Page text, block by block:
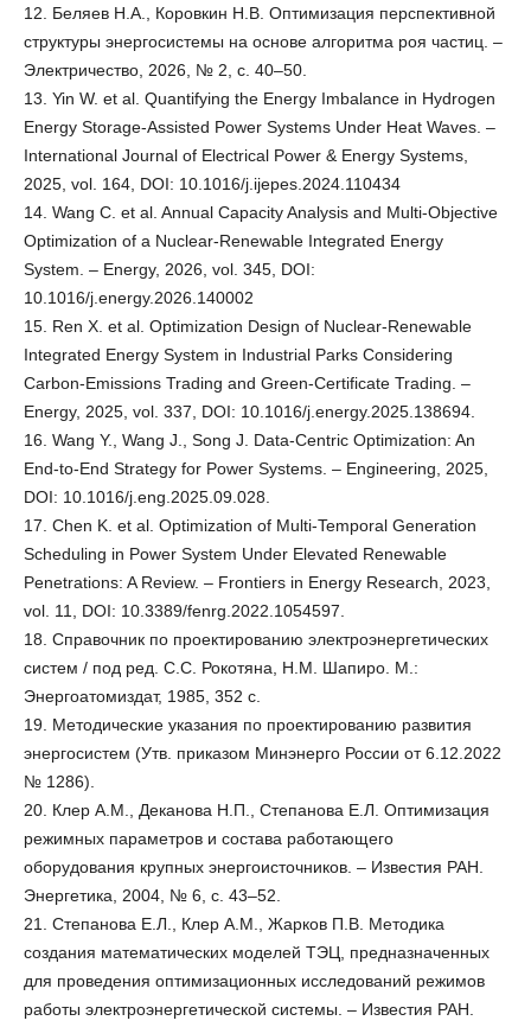
12. Беляев Н.А., Коровкин Н.В. Оптимизация перспективной
структуры энергосистемы на основе алгоритма роя частиц. –
Электричество, 2026, № 2, с. 40–50.
13. Yin W. et al. Quantifying the Energy Imbalance in Hydrogen
Energy Storage-Assisted Power Systems Under Heat Waves. –
International Journal of Electrical Power & Energy Systems,
2025, vol. 164, DOI: 10.1016/j.ijepes.2024.110434
14. Wang C. et al. Annual Capacity Analysis and Multi-Objective
Optimization of a Nuclear-Renewable Integrated Energy
System. – Energy, 2026, vol. 345, DOI:
10.1016/j.energy.2026.140002
15. Ren X. et al. Optimization Design of Nuclear-Renewable
Integrated Energy System in Industrial Parks Considering
Carbon-Emissions Trading and Green-Certificate Trading. –
Energy, 2025, vol. 337, DOI: 10.1016/j.energy.2025.138694.
16. Wang Y., Wang J., Song J. Data-Centric Optimization: An
End-to-End Strategy for Power Systems. – Engineering, 2025,
DOI: 10.1016/j.eng.2025.09.028.
17. Chen K. et al. Optimization of Multi-Temporal Generation
Scheduling in Power System Under Elevated Renewable
Penetrations: A Review. – Frontiers in Energy Research, 2023,
vol. 11, DOI: 10.3389/fenrg.2022.1054597.
18. Справочник по проектированию электроэнергетических
систем / под ред. С.С. Рокотяна, Н.М. Шапиро. М.:
Энергоатомиздат, 1985, 352 с.
19. Методические указания по проектированию развития
энергосистем (Утв. приказом Минэнерго России от 6.12.2022
№ 1286).
20. Клер А.М., Деканова Н.П., Степанова Е.Л. Оптимизация
режимных параметров и состава работающего
оборудования крупных энергоисточников. – Известия РАН.
Энергетика, 2004, № 6, с. 43–52.
21. Степанова Е.Л., Клер А.М., Жарков П.В. Методика
создания математических моделей ТЭЦ, предназначенных
для проведения оптимизационных исследований режимов
работы электроэнергетической системы. – Известия РАН.